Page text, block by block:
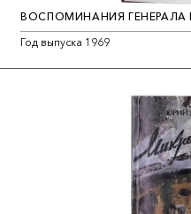
ВОСПОМИНАНИЯ ГЕНЕРАЛА
Год выпуска 1969